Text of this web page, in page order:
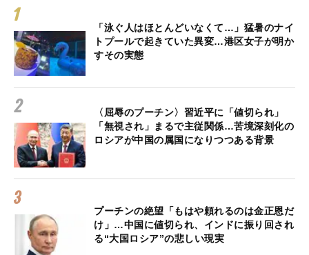
「泳ぐ人はほとんどいなくて…」猛暑のナイ
トプールで起きていた異変…港区女子が明か
すその実態
〈屈辱のプーチン〉習近平に「値切られ」
「無視され」まるで主従関係…苦境深刻化の
ロシアが中国の属国になりつつある背景
プーチンの絶望「もはや頼れるのは金正恩だ
け」…中国に値切られ、インドに振り回され
る“大国ロシア”の悲しい現実